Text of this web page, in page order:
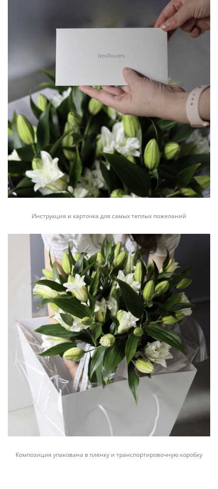
Инструкция и карточка для самых теплых пожеланий
Композиция упакована в пленку и транспортировочную коробку